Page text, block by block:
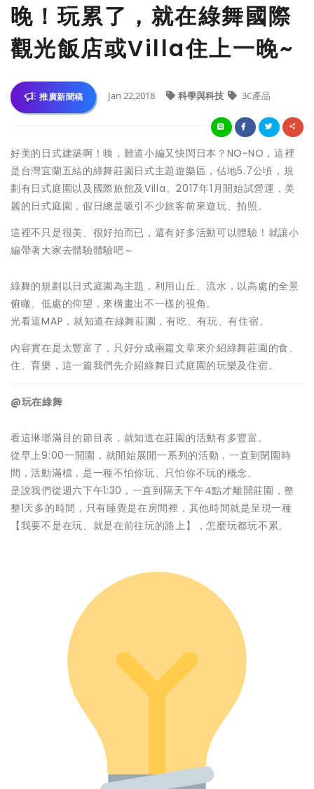
晚！玩累了，就在綠舞國際
觀光飯店或Villa住上一晚~
推廣新聞稿 Jan 22,2018 科學與科技 3C產品
好美的日式建築啊！咦，難道小編又快閃日本？NO~NO，這裡
是台灣宜蘭五結的綠舞莊園日式主題遊樂區，佔地5.7公頃，規
劃有日式庭園以及國際旅館及Villa。2017年1月開始試營運，美
麗的日式庭園，假日總是吸引不少旅客前來遊玩、拍照。
這裡不只是很美、很好拍而已，還有好多活動可以體驗！就讓小
編帶著大家去體驗體驗吧～
綠舞的規劃以日式庭園為主題，利用山丘、流水，以高處的全景
俯瞰、低處的仰望，來構畫出不一樣的視角。
光看這MAP，就知道在綠舞莊園，有吃、有玩、有住宿。
內容實在是太豐富了，只好分成兩篇文章來介紹綠舞莊園的食、
住、育樂，這一篇我們先介紹綠舞日式庭園的玩樂及住宿。
@玩在綠舞
看這琳瑯滿目的節目表，就知道在莊園的活動有多豐富。
從早上9:00一開園，就開始展開一系列的活動，一直到閉園時
間，活動滿檔，是一種不怕你玩、只怕你不玩的概念。
是說我們從週六下午1:30，一直到隔天下午4點才離開莊園，整
整1天多的時間，只有睡覺是在房間裡，其他時間就是呈現一種
【我要不是在玩、就是在前往玩的路上】，怎麼玩都玩不累。